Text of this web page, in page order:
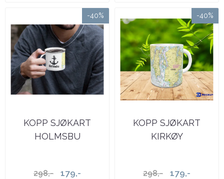
-40%
KOPP SJØKART
HOLMSBU
298,- 179,-
-40%
KOPP SJØKART
KIRKØY
298,- 179,-